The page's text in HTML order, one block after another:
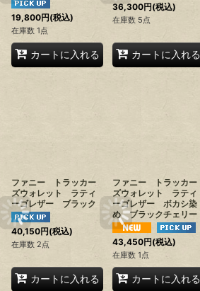
19,800円(税込)
在庫数 1点
カートに入れる
36,300円(税込)
在庫数 5点
カートに入れる
ファニー トラッカー
ズウォレット ラティ
ーゴレザー ブラック
40,150円(税込)
在庫数 2点
カートに入れる
ファニー トラッカー
ズウォレット ラティ
ーゴレザー ボカシ染
め ブラックチェリー
43,450円(税込)
在庫数 1点
カートに入れる